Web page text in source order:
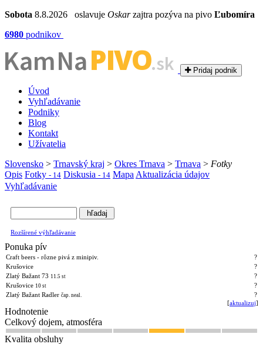
Sobota 8.8.2026 oslavuje Oskarzajtra pozýva na pivo Ľubomíra
6980 podnikov
Kam NaPIVO.sk Pridaj podnik
Úvod
Vyhľadávanie
Podniky
Blog
Kontakt
Užívatelia
Slovensko > Trnavský kraj > Okres Trnava > Trnava > Fotky
Opis Fotky - 14 Diskusia - 14 Mapa Aktualizácia údajov
Vyhľadávanie
Rozšírené výhľadávanie
Ponuka pív
Craft beers - rôzne pivá z minipiv.
?
Krušovice
?
Zlatý Bažant 73 11.5 st
?
Krušovice 10 st
?
Zlatý Bažant Radler čap. neal.
?
[aktualizuj]
Hodnotenie
Celkový dojem, atmosféra
Kvalita obsluhy